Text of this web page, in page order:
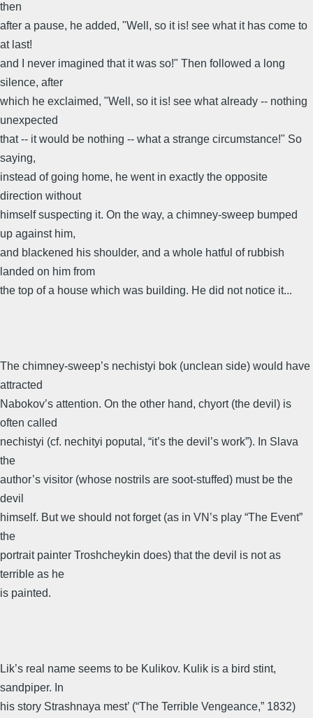
then
after a pause, he added, "Well, so it is! see what it has come to
at last!
and I never imagined that it was so!" Then followed a long
silence, after
which he exclaimed, "Well, so it is! see what already -- nothing
unexpected
that -- it would be nothing -- what a strange circumstance!" So
saying,
instead of going home, he went in exactly the opposite
direction without
himself suspecting it. On the way, a chimney-sweep bumped
up against him,
and blackened his shoulder, and a whole hatful of rubbish
landed on him from
the top of a house which was building. He did not notice it...
The chimney-sweep’s nechistyi bok (unclean side) would have
attracted
Nabokov’s attention. On the other hand, chyort (the devil) is
often called
nechistyi (cf. nechityi poputal, “it’s the devil’s work”). In Slava
the
author’s visitor (whose nostrils are soot-stuffed) must be the
devil
himself. But we should not forget (as in VN’s play “The Event”
the
portrait painter Troshcheykin does) that the devil is not as
terrible as he
is painted.
Lik’s real name seems to be Kulikov. Kulik is a bird stint,
sandpiper. In
his story Strashnaya mest’ (“The Terrible Vengeance,” 1832)